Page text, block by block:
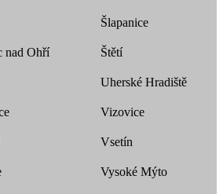
nad Ohří
Šlapanice
Štětí
Uherské Hradiště
Vizovice
Vsetín
Vysoké Mýto